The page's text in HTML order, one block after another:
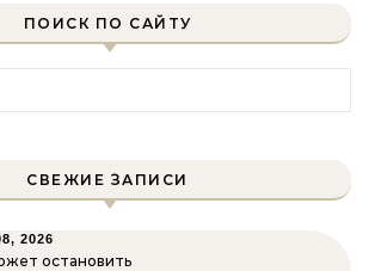
ПОИСК ПО САЙТУ
СВЕЖИЕ ЗАПИСИ
2026
остановить